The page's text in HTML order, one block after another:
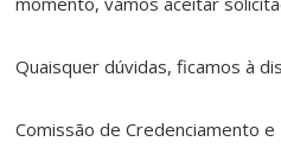
Quaisquer dúvidas, ficamos à
Comissão de Credenciamento